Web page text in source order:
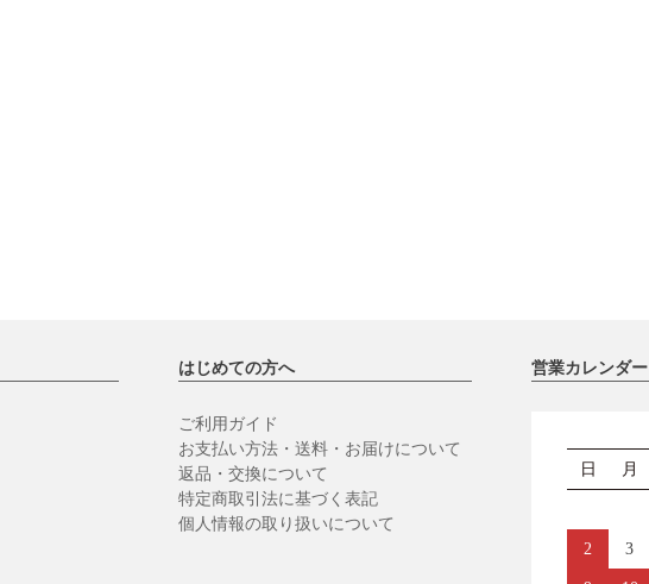
はじめての方へ
ご利用ガイド
お支払い方法・送料・お届けについて
返品・交換について
特定商取引法に基づく表記
個人情報の取り扱いについて
営業カレンダー
日
月
2 3